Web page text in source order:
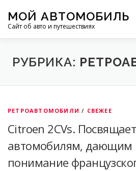
содержимому
МОЙ АВТОМОБИЛЬ
Сайт об авто и путешествиях
ПУТЕШЕСТВИЯ ДЕЛИМСЯ
ФОТООТЧЕТЫ ОСТАЛЬНОЕ
РУБРИКА:
РЕТРОАВТОМОБИЛИ / СВЕЖЕЕ
Citroеn 2CVs.
автомобилям, дающим
понимание